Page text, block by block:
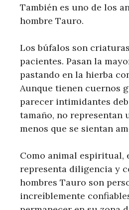
También es uno de los
hombre Tauro.
Los búfalos son
pacientes. Pasan la
pastando en la hierba
Aunque tienen cuernos
parecer intimidantes
tamaño, no representan
menos que se sientan
Como animal espiritual,
representa diligencia y
hombres Tauro son
increíblemente